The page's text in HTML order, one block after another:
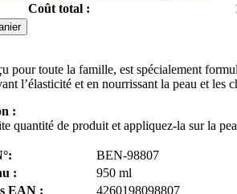
Coût total :
pour toute la famille, est spécialement
l’élasticité et en nourrissant la peau et
:
quantité de produit et appliquez-la sur la
BEN-98807
:
950 ml
EAN :
4260198098807